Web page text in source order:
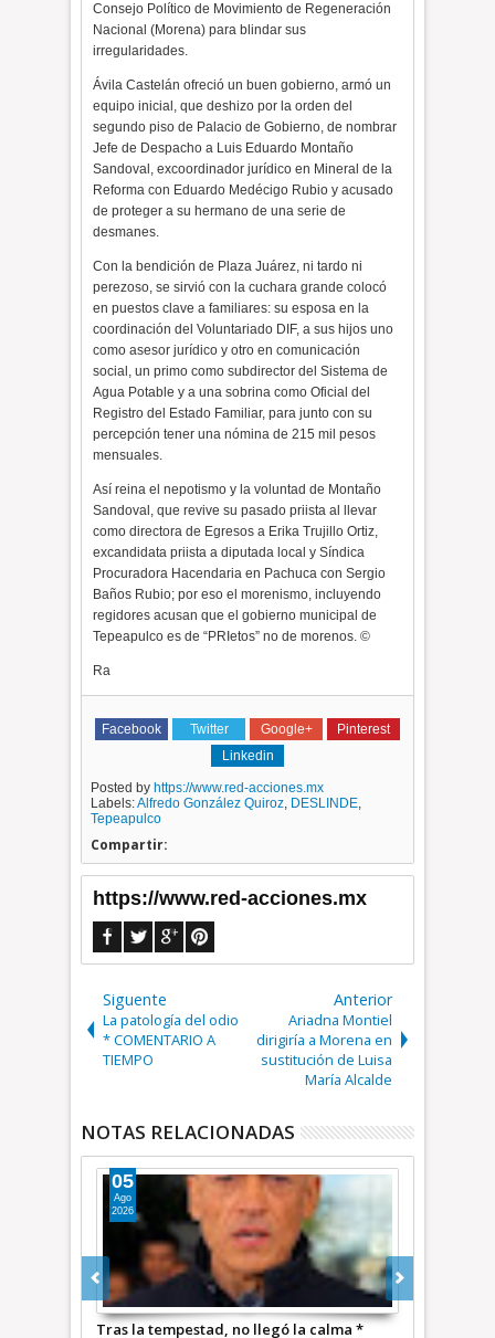
Consejo Político de Movimiento de Regeneración
Nacional (Morena) para blindar sus
irregularidades.
Ávila Castelán ofreció un buen gobierno, armó un
equipo inicial, que deshizo por la orden del
segundo piso de Palacio de Gobierno, de nombrar
Jefe de Despacho a Luis Eduardo Montaño
Sandoval, excoordinador jurídico en Mineral de la
Reforma con Eduardo Medécigo Rubio y acusado
de proteger a su hermano de una serie de
desmanes.
Con la bendición de Plaza Juárez, ni tardo ni
perezoso, se sirvió con la cuchara grande colocó
en puestos clave a familiares: su esposa en la
coordinación del Voluntariado DIF, a sus hijos uno
como asesor jurídico y otro en comunicación
social, un primo como subdirector del Sistema de
Agua Potable y a una sobrina como Oficial del
Registro del Estado Familiar, para junto con su
percepción tener una nómina de 215 mil pesos
mensuales.
Así reina el nepotismo y la voluntad de Montaño
Sandoval, que revive su pasado priista al llevar
como directora de Egresos a Erika Trujillo Ortiz,
excandidata priista a diputada local y Síndica
Procuradora Hacendaria en Pachuca con Sergio
Baños Rubio; por eso el morenismo, incluyendo
regidores acusan que el gobierno municipal de
Tepeapulco es de “PRIetos” no de morenos. ©
Ra
Facebook Twitter Google+
Pinterest
Linkedin
Posted by https://www.red-acciones.mx
Labels:Alfredo González Quiroz, DESLINDE,
Tepeapulco
Compartir:
https://www.red-acciones.mx
Siguente
La patología del odio
* COMENTARIO A
TIEMPO
Anterior
Ariadna Montiel
dirigiría a Morena en
sustitución de Luisa
María Alcalde
NOTAS RELACIONADAS
la calma * Al gato le crecieron las garras, bueno las
04
2026